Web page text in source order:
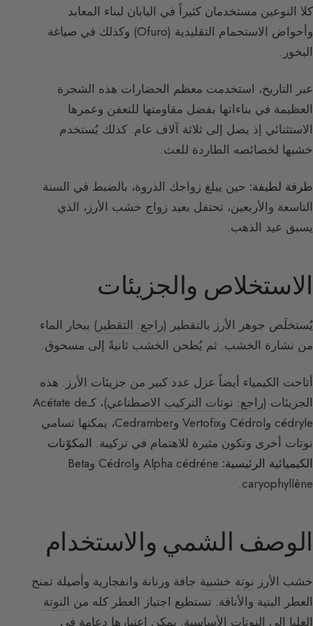
كلا النوعين مستخدمان كثيراً في اليابان لبناء المعابد
وأحواض الاستحمام التقليدية (Ofuro) وكذلك في صياغة
البخور.
عبر التاريخ، استخدمت معظم الحضارات هذه الشجرة
العظيمة في بناءاتها بفضل مقاومتها للتعفن وعمرها
الاستثنائي إذ يصل إلى ثلاثة آلاف عام. كذلك يُستخدم
خشبها لخصائصه الطاردة للعث.
طرفة لطيفة: حين يبلغ زواجك الذروة، بالضبط في السنة
التاسعة والأربعين، تحتفل بعيد زواج خشب الأرز، الذي
يسبق عيد الذهب.
الاستخلاص والجزيئات
يُستخلَص جوهر الأرز بالتقطير (راجع: التقطير) ببخار الماء
من نشارة الخشب. ثم يُطحن الخشب ثانيةً إلى مسحوق.
أتاحت الكيمياء أيضاً عزل عدد كبير من جزيئات الأرز. هذه
الجزيئات (راجع: نوتات التركيب الاصطناعي
)، كـAcétate de
cédryle وCédrol وVertofix وCedramber، يمكنها تسامي
نوتات أخرى وتكون مثيرة للاهتمام في تركيبة. المكوّنات
الكيميائية الرئيسية:
Alpha cédréne وCédrol وBeta
caryophyllène.
الوصف الشمي والاستخدام
خشب الأرز نوتة خشبية جافة ورنانة وانفجارية وأصيلة تمنح
العطر البنية والأناقة. تستطيع اجتياز العطر كله من النوتة
العليا إلى النوتات الأساسية. يمكن اعتبارها دعامة في